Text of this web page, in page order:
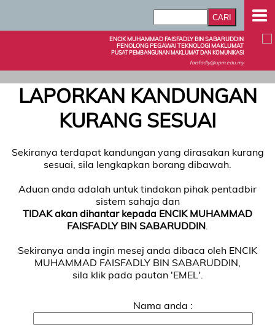
ENCIK MUHAMMAD FAISFADLY BIN SABARUDDIN
PENOLONG PEGAWAI TEKNOLOGI MAKLUMAT
PUSAT PEMBANGUNAN MAKLUMAT DAN KOMUNIKASI
faisfadly@upm.edu.my
LAPORKAN KANDUNGAN
KURANG SESUAI
Sekiranya terdapat kandungan yang dirasakan kurang
sesuai, sila lengkapkan borang dibawah.
Aduan anda adalah untuk tindakan pihak pentadbir
sistem sahaja dan
TIDAK akan dihantar kepada ENCIK MUHAMMAD
FAISFADLY BIN SABARUDDIN
Sekiranya anda ingin mesej anda dibaca oleh ENCIK
MUHAMMAD FAISFADLY BIN SABARUDDIN,
sila klik pada pautan 'EMEL'.
Nama anda :